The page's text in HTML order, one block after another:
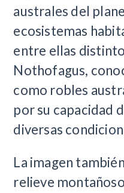
australes del
ecosistemas
entre ellas
Nothofagus,
como robles
por su capacidad
diversas
La imagen
relieve